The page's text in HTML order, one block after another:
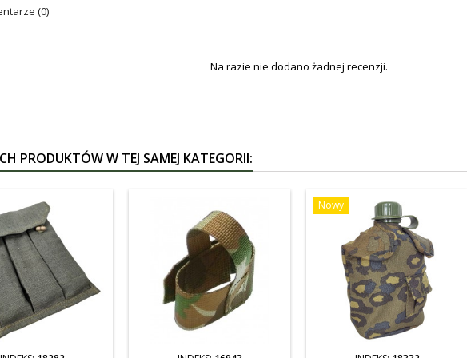
(0)
Na razie nie dodano żadnej recenzji.
PRODUKTÓW W TEJ SAMEJ KATEGORII:
Nowy